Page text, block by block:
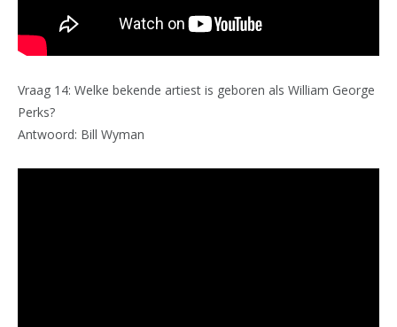
Vraag 14: Welke bekende artiest is geboren als William George
Perks?
Antwoord: Bill Wyman